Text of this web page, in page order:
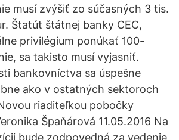
musí zvýšiť zo súčasných 3 tis.
Štatút štátnej banky CEC,
privilégium ponúkať 100-
sa takisto musí vyjasniť.
bankovníctva sa úspešne
ako v ostatných sektoroch
riaditeľkou pobočky
Špaňárová 11.05.2016 Na
bude zodpovedná za vedenie